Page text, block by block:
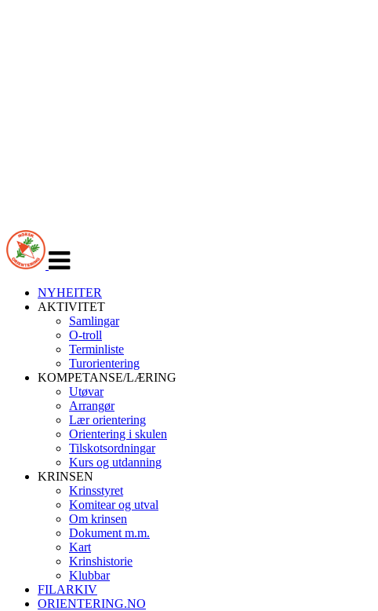
navigasjon
NYHEITER
AKTIVITET
Samlingar
O-troll
Terminliste
Turorientering
KOMPETANSE/LÆRING
Utøvar
Arrangør
Lær orientering
Orientering i skulen
Tilskotsordningar
Kurs og utdanning
KRINSEN
Krinsstyret
Komitear og utval
Om krinsen
Dokument m.m.
Kart
Krinshistorie
Klubbar
FILARKIV
ORIENTERING.NO